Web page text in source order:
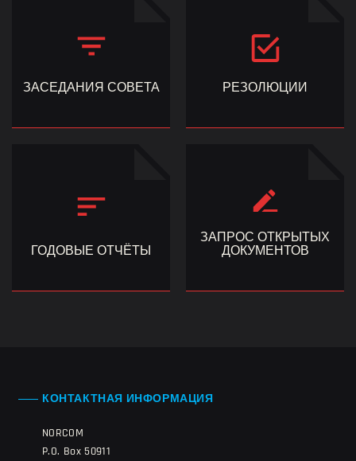
ЗАСЕДАНИЯ СОВЕТА РЕЗОЛЮЦИИ
ГОДОВЫЕ ОТЧЁТЫ
ЗАПРОС ОТКРЫТЫХ
ДОКУМЕНТОВ
КОНТАКТНАЯ ИНФОРМАЦИЯ
NORCOM
P.O. Box 50911